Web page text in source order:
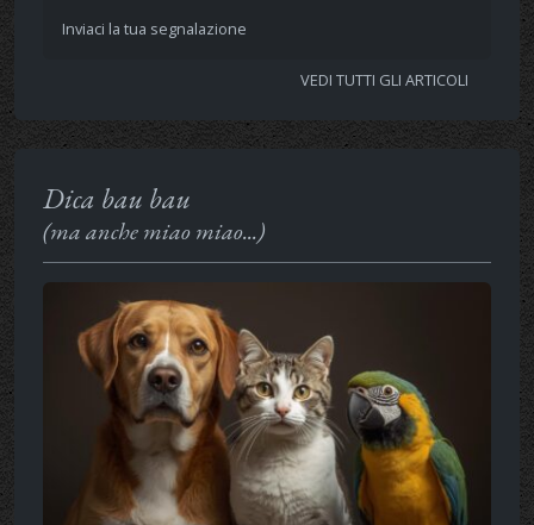
Inviaci la tua segnalazione
VEDI TUTTI GLI ARTICOLI
Dica bau bau
(ma anche miao miao...)